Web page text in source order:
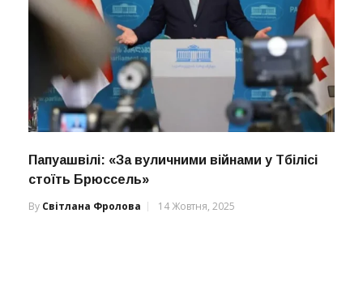
Папуашвілі: «За вуличними війнами у Тбілісі
стоїть Брюссель»
By Світлана Фролова 14 Жовтня, 2025